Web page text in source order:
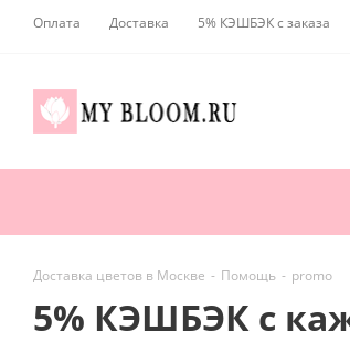
Оплата Доставка 5% КЭШБЭК с заказа
Доставка цветов в Москве - Помощь - promo
5% КЭШБЭК c